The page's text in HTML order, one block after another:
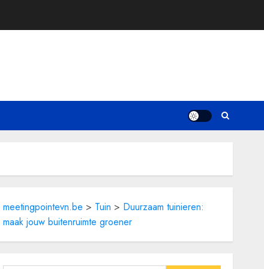
meetingpointevn.be > Tuin > Duurzaam tuinieren:
maak jouw buitenruimte groener